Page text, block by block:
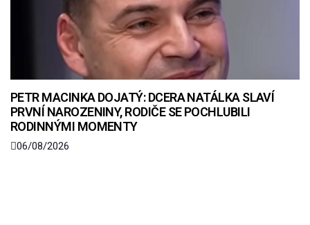
PETR MACINKA DOJATÝ: DCERA NATÁLKA SLAVÍ
PRVNÍ NAROZENINY, RODIČE SE POCHLUBILI
RODINNÝMI MOMENTY
06/08/2026